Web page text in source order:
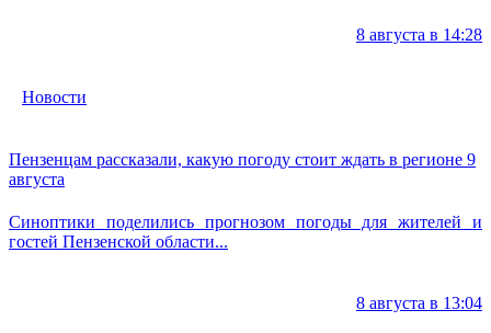
8 августа в 14:28
Новости
Пензенцам рассказали, какую погоду стоит ждать в регионе 9
августа
Синоптики поделились прогнозом погоды для жителей и
гостей Пензенской области...
8 августа в 13:04